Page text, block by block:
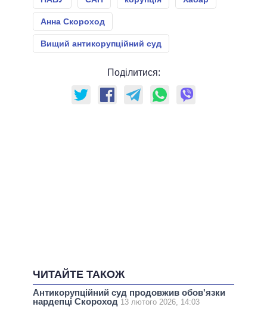
Анна Скороход
Вищий антикорупційний суд
Поділитися:
ЧИТАЙТЕ ТАКОЖ
Антикорупційний суд продовжив обов'язки
нардепці Скороход 13 лютого 2026, 14:03